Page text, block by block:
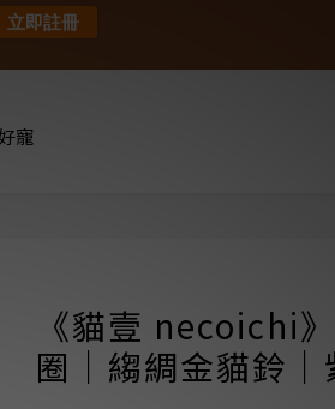
寵
《貓壹 necoichi
圈｜縐綢金貓鈴｜
立即註冊